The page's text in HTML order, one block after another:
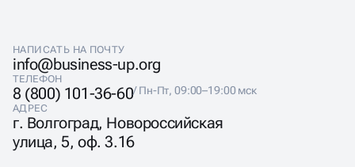
НАПИСАТЬ НА ПОЧТУ
info@business-up.org
ТЕЛЕФОН
8 (800) 101-36-60/ Пн-Пт, 09:00–19:00 мск
АДРЕС
г. Волгоград, Новороссийская
улица, 5, оф. 3.16